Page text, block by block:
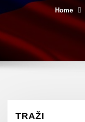
Home
TRAŽI